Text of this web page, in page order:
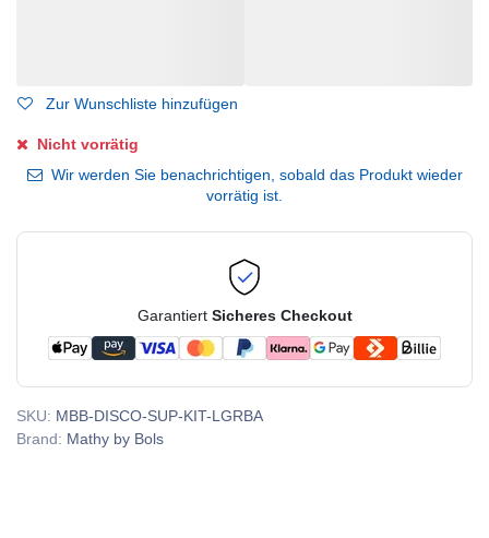
Zur Wunschliste hinzufügen
Nicht vorrätig
Wir werden Sie benachrichtigen, sobald das Produkt wieder
vorrätig ist.
Garantiert Sicheres Checkout
SKU: MBB-DISCO-SUP-KIT-LGRBA
Brand: Mathy by Bols